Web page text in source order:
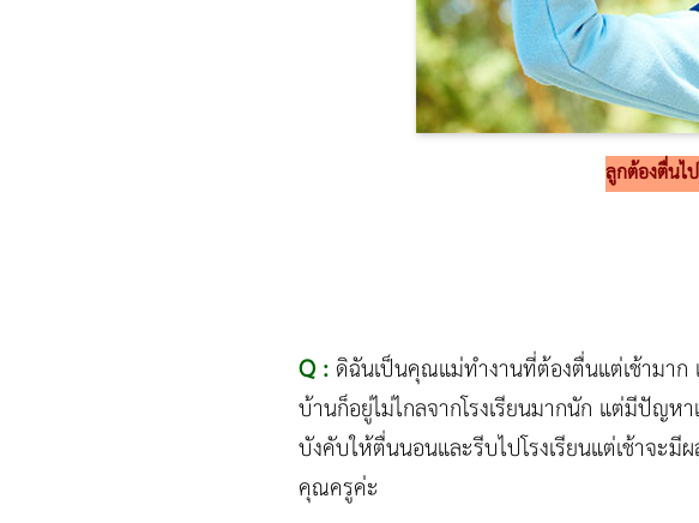
ลูกต้องตื่นไ
Q :ดิฉันเป็นคุณแม่ทำงานที่ต้องตื่นแต่เช้ามาก
บ้านก็อยู่ไม่ไกลจากโรงเรียนมากนัก แต่มีปัญห
บังคับให้ตื่นนอนและรีบไปโรงเรียนแต่เช้าจะมี
คุณครูค่ะ